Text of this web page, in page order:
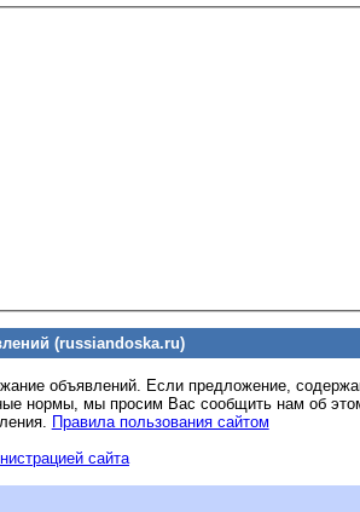
(russiandoska.ru)
объявлений. Если предложение,
нормы, мы просим Вас сообщить нам об
Правила пользования сайтом
сайта